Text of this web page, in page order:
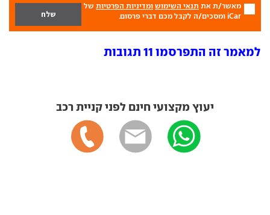
מאשר/ת את תנאי השימוש ומדיניות הפרטיות של
iCar ומסכים/ה לקבל מכם דברי פרסום.
למאמר זה התפרסמו 11 תגובות
יעוץ מקצועי חינם לפני קניית רכב